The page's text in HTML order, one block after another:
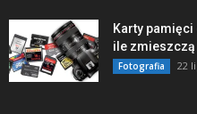
Karty
ile zmieszczą
Fotografia 22